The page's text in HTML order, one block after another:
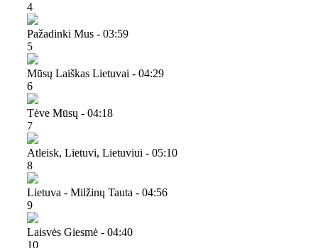
4
Pažadinki Mus - 03:59
5
Mūsų Laiškas Lietuvai - 04:29
6
Tėve Mūsų - 04:18
7
Atleisk, Lietuvi, Lietuviui - 05:10
8
Lietuva - Milžinų Tauta - 04:56
9
Laisvės Giesmė - 04:40
10